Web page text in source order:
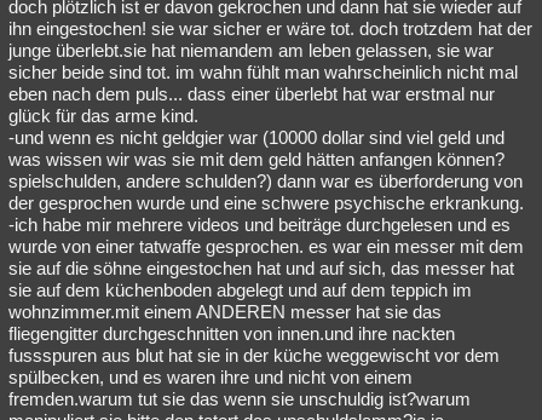
doch plötzlich ist er davon gekrochen und dann hat sie wieder auf
ihn eingestochen! sie war sicher er wäre tot. doch trotzdem hat der
junge überlebt.sie hat niemandem am leben gelassen, sie war
sicher beide sind tot. im wahn fühlt man wahrscheinlich nicht mal
eben nach dem puls... dass einer überlebt hat war erstmal nur
glück für das arme kind.
-und wenn es nicht geldgier war (10000 dollar sind viel geld und
was wissen wir was sie mit dem geld hätten anfangen können?
spielschulden, andere schulden?) dann war es überforderung von
der gesprochen wurde und eine schwere psychische erkrankung.
-ich habe mir mehrere videos und beiträge durchgelesen und es
wurde von einer tatwaffe gesprochen. es war ein messer mit dem
sie auf die söhne eingestochen hat und auf sich, das messer hat
sie auf dem küchenboden abgelegt und auf dem teppich im
wohnzimmer.mit einem ANDEREN messer hat sie das
fliegengitter durchgeschnitten von innen.und ihre nackten
fussspuren aus blut hat sie in der küche weggewischt vor dem
spülbecken, und es waren ihre und nicht von einem
fremden.warum tut sie das wenn sie unschuldig ist?warum